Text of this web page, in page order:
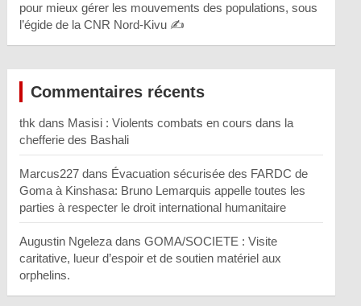
pour mieux gérer les mouvements des populations, sous
l’égide de la CNR Nord-Kivu ✍️
Commentaires récents
thk dans Masisi : Violents combats en cours dans la
chefferie des Bashali
Marcus227 dans Évacuation sécurisée des FARDC de
Goma à Kinshasa: Bruno Lemarquis appelle toutes les
parties à respecter le droit international humanitaire
Augustin Ngeleza dansGOMA/SOCIETE : Visite
caritative, lueur d’espoir et de soutien matériel aux
orphelins.